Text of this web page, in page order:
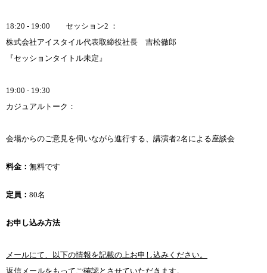
18:20 - 19:00 セッション2 ：
株式会社アイスタイル代表取締役社長 吉松徹郎
『セッションタイトル未定』
19:00 - 19:30
カジュアルトーク：
会場からのご意見を伺いながら進行する、講演者2名による座談会
料金： 無料です
定員： 80名
お申し込み方法
メールにて、以下の情報を記載の上お申し込みください。
返信メールをもってご確認とさせていただきます。